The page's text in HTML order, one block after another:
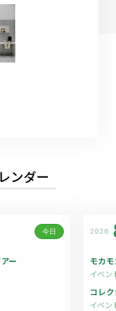
ンダー
今日
アー
2026
モカ
イベン
コレ
イベン